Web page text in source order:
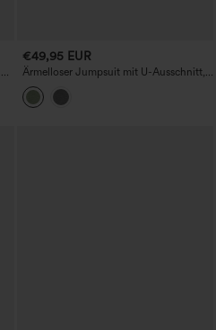
–
€49,95 EUR
Ärmelloser Jumpsuit mit U-Ausschnitt,
Kordelzug, meliertem Stoff, lässigem,
weitem Schnitt und Taschen – Easy
Peezy